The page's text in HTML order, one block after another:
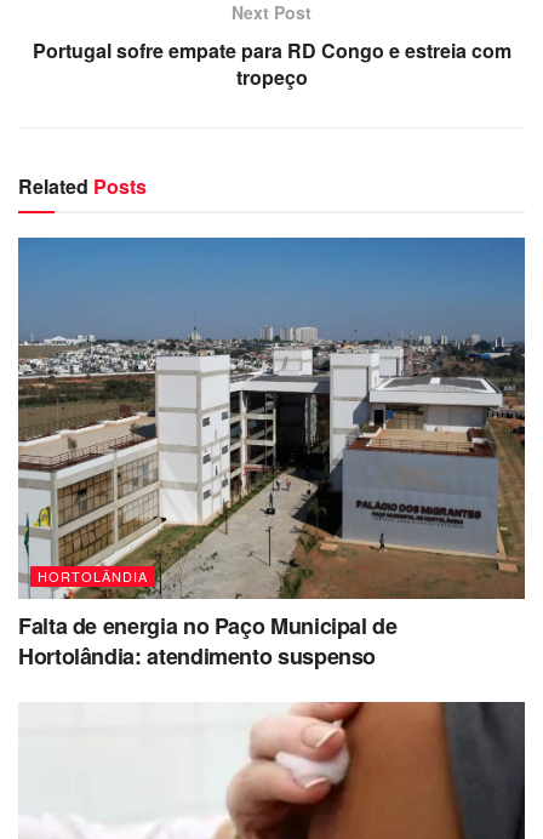
Next Post
Portugal sofre empate para RD Congo e estreia com
tropeço
Related Posts
HORTOLÂNDIA
Falta de energia no Paço Municipal de
Hortolândia: atendimento suspenso